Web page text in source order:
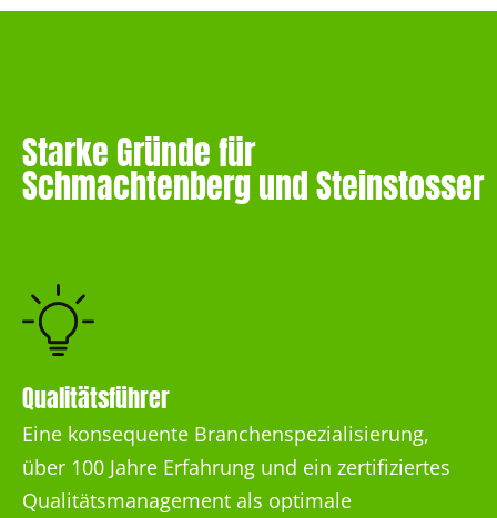
Starke Gründe für
Schmachtenberg und Steinstosser
Qualitätsführer
Eine konsequente Branchenspezialisierung,
über 100 Jahre Erfahrung und ein zertifiziertes
Qualitätsmanagement als optimale